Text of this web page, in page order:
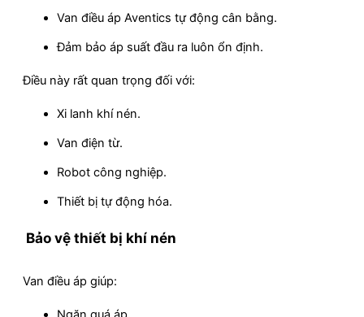
Van điều áp Aventics tự động cân bằng.
Đảm bảo áp suất đầu ra luôn ổn định.
Điều này rất quan trọng đối với:
Xi lanh khí nén.
Van điện từ.
Robot công nghiệp.
Thiết bị tự động hóa.
Bảo vệ thiết bị khí nén
Van điều áp giúp: